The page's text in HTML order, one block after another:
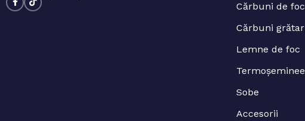
Cărbuni de foc
Cărbuni grătar
Lemne de foc
Termoșeminee
Sobe
Accesorii